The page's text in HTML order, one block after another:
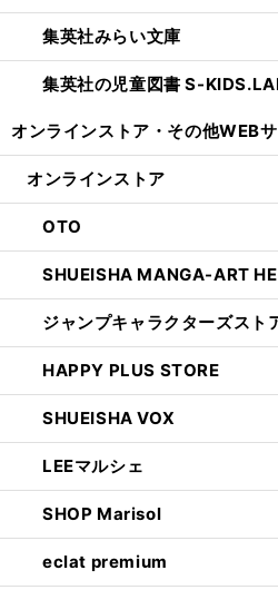
集英社みらい文庫
集英社の児童図書 S-
オンラインストア・ その他WEB
オンラインストア
OTO
SHUEISHA MANGA-ART
ジャンプキャラクターズスト
HAPPY PLUS STORE
SHUEISHA VOX
LEEマルシェ
SHOP Marisol
eclat premium